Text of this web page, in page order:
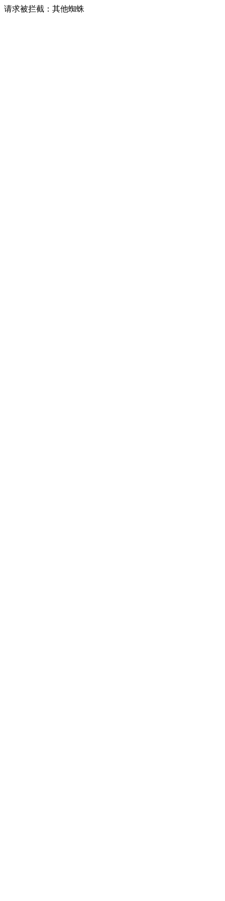
请求被拦截：其他蜘蛛